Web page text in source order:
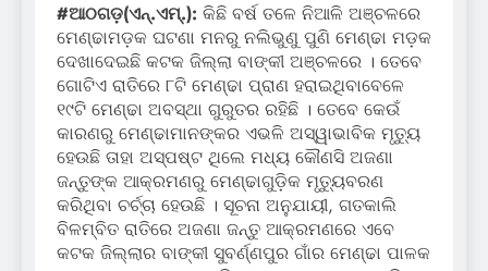
#ଆଠଗଡ଼(ଏନ୍‌.ଏମ୍‌.): କିଛି ବର୍ଷ ତଳେ ନିଆଳି ଅଞ୍ଚଳରେ
ମେଣ୍ଢାମଡ଼କ ଘଟଣା ମନରୁ ନଲିଭୁଣୁ ପୁଣି ମେଣ୍ଢା ମଡ଼କ
ଦେଖାଦେଇଛି କଟକ ଜିଲ୍ଲା ବାଙ୍କୀ ଅଞ୍ଚଳରେ । ତେବେ
ଗୋଟିଏ ରାତିରେ ୮ଟି ମେଣ୍ଢା ପ୍ରାଣ ହରାଇଥିବାବେଳେ
୧୯ଟି ମେଣ୍ଢା ଅବସ୍ଥା ଗୁରୁତର ରହିଛି । ତେବେ କେଉଁ
କାରଣରୁ ମେଣ୍ଢାମାନଙ୍କର ଏଭଳି ଅସ୍ୱାଭାବିକ ମୃତ୍ୟୁ
ହେଉଛି ତାହା ଅସ୍ପଷ୍ଟ ଥିଲେ ମଧ୍ୟ କୌଣସି ଅଜଣା
ଜନ୍ତୁଙ୍କ ଆକ୍ରମଣରୁ ମେଣ୍ଢାଗୁଡ଼ିକ ମୃତ୍ୟୁବରଣ
କରିଥିବା ଚର୍ଚ୍ଚା ହେଉଛି । ସୂଚନା ଅନୁଯାୟୀ, ଗତକାଲି
ବିଳମ୍ବିତ ରାତିରେ ଅଜଣା ଜନ୍ତୁ ଆକ୍ରମଣରେ ଏବେ
କଟକ ଜିଲ୍ଲାର ବାଙ୍କୀ ସୁବର୍ଣ୍ଣପୁର ଗାଁର ମେଣ୍ଢା ପାଳକ